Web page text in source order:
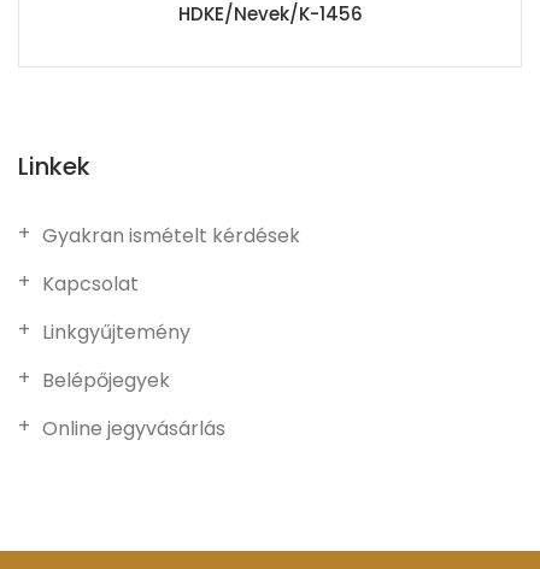
HDKE/Nevek/K-1456
Linkek
Gyakran ismételt kérdések
Kapcsolat
Linkgyűjtemény
Belépőjegyek
Online jegyvásárlás